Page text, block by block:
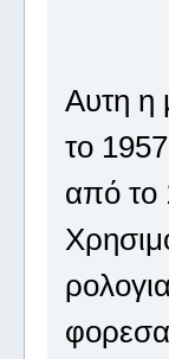
Αυτη η
το
από το